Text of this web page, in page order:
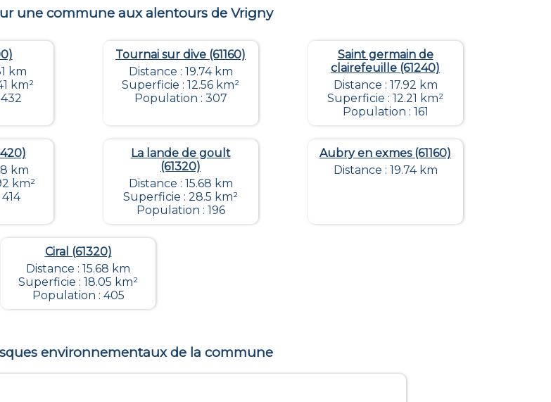
une commune aux alentours de Vrigny
km
km²
Tournai sur dive (61160)
Distance : 19.74 km
Superficie : 12.56 km²
Population : 307
Saint germain de
clairefeuille (61240)
Distance : 17.92 km
Superficie : 12.21 km²
Population : 161
km
km²
La lande de goult
(61320)
Distance : 15.68 km
Superficie : 28.5 km²
Population : 196
Aubry en exmes (61160)
Distance : 19.74 km
Ciral (61320)
Distance : 15.68 km
Superficie : 18.05 km²
Population : 405
environnementaux de la commune